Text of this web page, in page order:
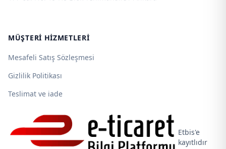
MÜŞTERI HIZMETLERI
Mesafeli Satış Sözleşmesi
Gizlilik Politikası
Teslimat ve iade
Etbis'e
kayıtlıdır